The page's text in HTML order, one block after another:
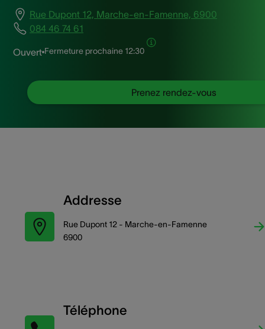
Rue Dupont 12, Marche-en-Famenne, 6900
084 46 74 61
Ouvert Fermeture prochaine 12:30
Prenez rendez-vous
Addresse
Rue Dupont 12 - Marche-en-Famenne
6900
Téléphone